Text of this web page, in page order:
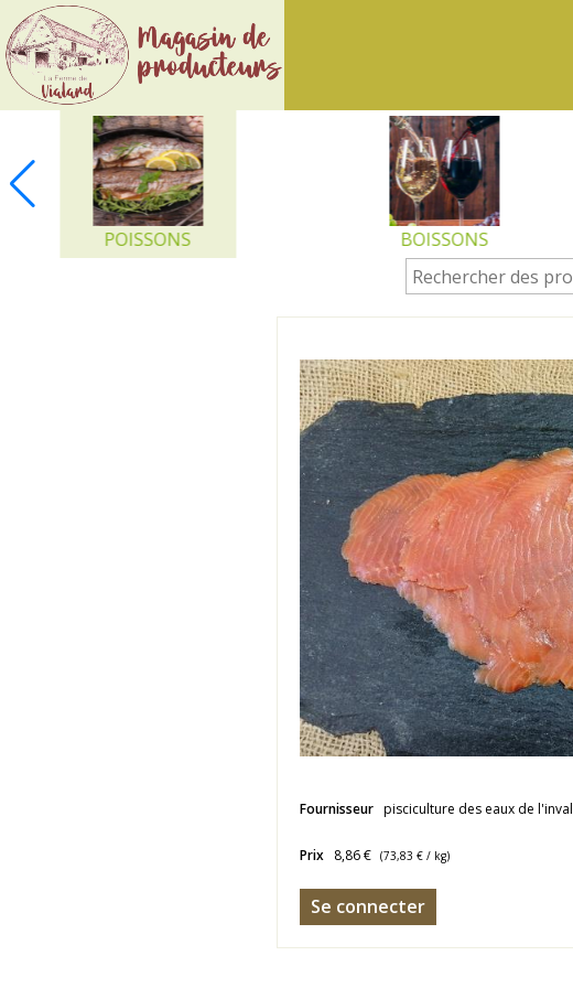
POISSONS BOISSONS
Fournisseur pisciculture des eaux de l'inval
Prix 8,86 € (73,83 € / kg)
Se connecter